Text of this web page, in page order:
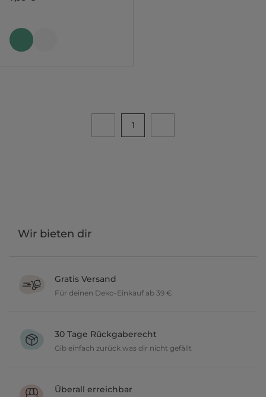
1
Wir bieten dir
Gratis Versand
Für deinen Deko-Einkauf ab 39 €
30 Tage Rückgaberecht
Gib einfach zurück was dir nicht gefällt
geben dir 30 Tage Zeit etwas zurückzusenden.
Überall erreichbar